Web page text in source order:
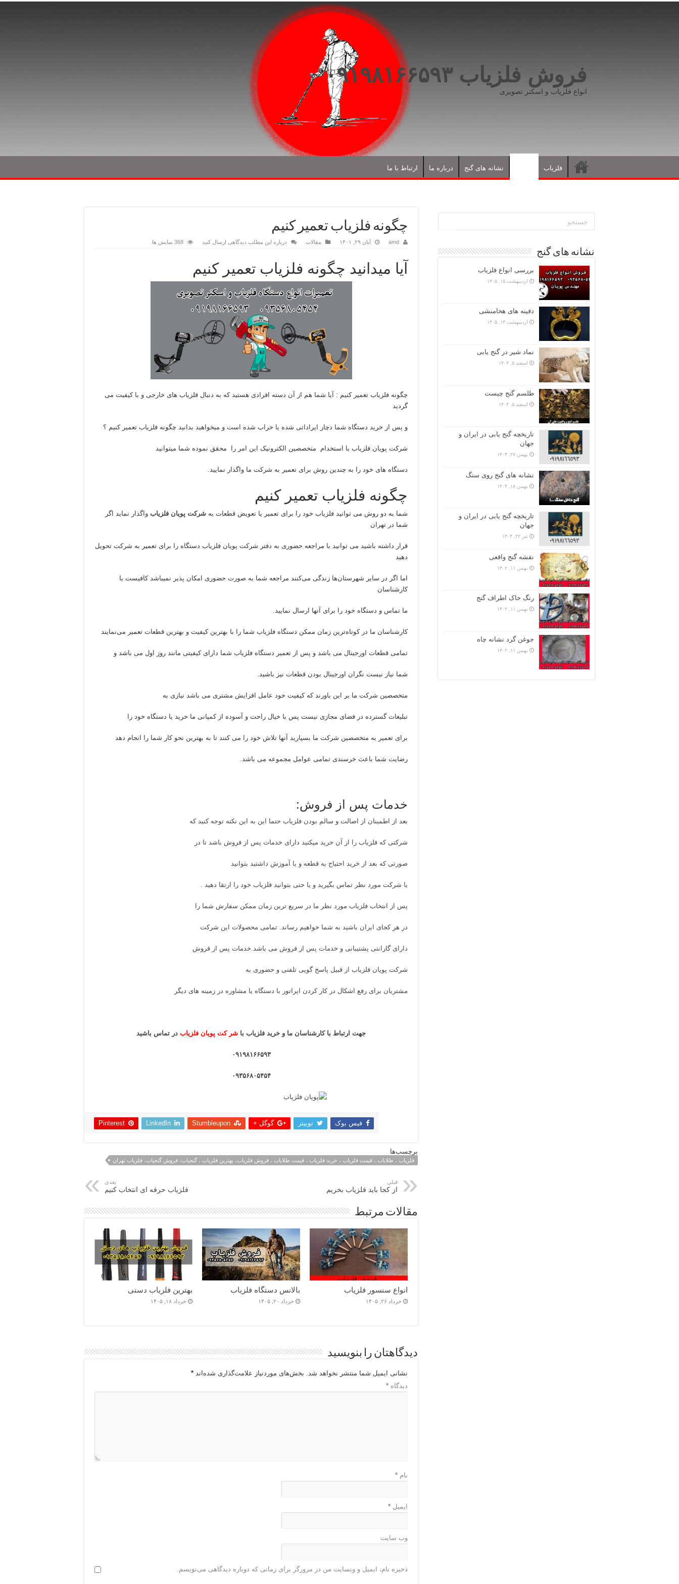
فروش فلزیاب ۰۹۱۹۸۱۶۶۵۹۳
انواع فلزیاب و اسکنر تصویری
فلزیاب نشانه های گنج درباره ما ارتباط با ما
چگونه فلزیاب تعمیر کنیم
amd آبان ۲۹, ۱۴۰۱ مقالات درباره این مطلب دیدگاهی ارسال کنید 368 نمایش ها
آیا میدانید چگونه فلزیاب تعمیر کنیم
چگونه فلزیاب تعمیر کنیم : آیا شما هم از آن دسته افرادی هستید که به دنبال فلزیاب های خارجی و با کیفیت می
گردید
و پس از خرید دستگاه شما دچار ایراداتی شده یا خراب شده است و میخواهید بدانید چگونه فلزیاب تعمیر کنیم ؟
شرکت پویان فلزیاب با استخدام متخصصین الکترونیک این امر را محقق نموده شما میتوانید
دستگاه های خود را به چندین روش برای تعمیر به شرکت ما واگذار نمایید.
چگونه فلزیاب تعمیر کنیم
شما به دو روش می توانید فلزیاب خود را برای تعمیر یا تعویض قطعات به شرکت پویان فلزیاب واگذار نماید اگر
شما در تهران
قرار داشته باشید می توانید با مراجعه حضوری به دفتر شرکت پویان فلزیاب دستگاه را برای تعمیر به شرکت تحویل
دهید
اما اگر در سایر شهرستان‌ها زندگی می‌کنند مراجعه شما به صورت حضوری امکان پذیر نمیباشد کافیست با
کارشناسان
ما تماس و دستگاه خود را برای آنها ارسال نمایید.
کارشناسان ما در کوتاه‌ترین زمان ممکن دستگاه فلزیاب شما را با بهترین کیفیت و بهترین قطعات تعمیر می‌نمایند
تمامی قطعات اورجینال می باشد و پس از تعمیر دستگاه فلزیاب شما دارای کیفیتی مانند روز اول می باشد و
شما نیاز نیست نگران اورجینال بودن قطعات نیز باشید.
متخصصین شرکت ما بر این باورند که کیفیت خود عامل افزایش مشتری می باشد نیازی به
تبلیغات گسترده در فضای مجازی نیست پس با خیال راحت و آسوده از کمپانی ما خرید یا دستگاه خود را
برای تعمیر به متخصصین شرکت ما بسپارید آنها تلاش خود را می کنند تا به بهترین نحو کار شما را انجام دهد
رضایت شما باعث خرسندی تمامی عوامل مجموعه می باشد.
خدمات پس از فروش:
بعد از اطمینان از اصالت و سالم بودن فلزیاب حتما این به این نکته توجه کنید که
شرکتی که فلزیاب را از آن خرید میکنید دارای خدمات پس از فروش باشد تا در
صورتی که بعد از خرید احتیاج به قطعه و یا آموزش داشتید بتوانید
با شرکت مورد نظر تماس بگیرید و یا حتی بتوانید فلزیاب خود را ارتقا دهید .
پس از انتخاب فلزیاب مورد نظر ما در سریع ترین زمان ممکن سفارش شما را
در هر کجای ایران باشید به شما خواهیم رساند. تمامی محصولات این شرکت
دارای گارانتی پشتیبانی و خدمات پس از فروش می باشد.خدمات پس از فروش
شرکت پویان فلزیاب از قبیل پاسخ گویی تلفنی و حضوری به
مشتریان برای رفع اشکال در کار کردن اپراتور با دستگاه یا مشاوره در زمینه های دیگر
جهت ارتباط با کارشناسان ما و خرید فلزیاب با شر کت پویان فلزیاب در تماس باشید
۰۹۱۹۸۱۶۶۵۹۳
۰۹۳۵۶۸۰۵۴۵۴
فیس بوک توییتر گوگل + Stumbleupon
LinkedIn
Pinterest
برچسب‌ها
فلزیاب ، طلایاب ، قیمت فلزیاب ، خرید فلزیاب ، قیمت طلایاب ، فروش فلزیاب، بهترین فلزیاب ، گنجیاب، فروش گنجیاب، فلزیاب تهران
قبلی
از کجا باید فلزیاب بخریم
بعدی
فلزیاب حرفه ای انتخاب کنیم
مقالات مرتبط
انواع سنسور فلزیاب
خرداد ۲۶, ۱۴۰۵
بالانس دستگاه فلزیاب
خرداد ۲۰, ۱۴۰۵
بهترین فلزیاب دستی
خرداد ۱۸, ۱۴۰۵
دیدگاهتان را بنویسید
نشانی ایمیل شما منتشر نخواهد شد. بخش‌های موردنیاز علامت‌گذاری شده‌اند *
دیدگاه *
نام *
ایمیل *
وب‌ سایت
ذخیره نام، ایمیل و وبسایت من در مرورگر برای زمانی که دوباره دیدگاهی می‌نویسم.
نشانه های گنج
بررسی انواع فلزیاب
اردیبهشت ۱۵, ۱۴۰۵
دفینه های هخامنشی
اردیبهشت ۱۳, ۱۴۰۵
نماد شیر در گنج یابی
اسفند ۵, ۱۴۰۴
طلسم گنج چیست
اسفند ۵, ۱۴۰۴
تاریخچه گنج‌ یابی در ایران و
جهان
بهمن ۲۷, ۱۴۰۴
نشانه های گنج روی سنگ
بهمن ۱۸, ۱۴۰۴
تاریخچه گنج‌ یابی در ایران و
جهان
تیر ۲۲, ۱۴۰۴
نقشه گنج واقعی
بهمن ۱۱, ۱۴۰۲
رنگ خاک اطراف گنج
بهمن ۱۱, ۱۴۰۲
جوغن گرد نشانه چاه
بهمن ۱۱, ۱۴۰۲